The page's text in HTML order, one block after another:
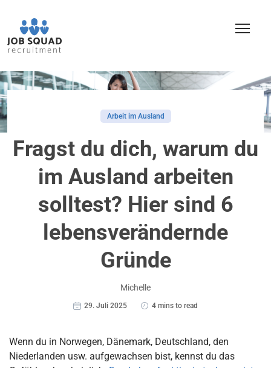
Arbeit im Ausland
Fragst du dich, warum du
im Ausland arbeiten
solltest? Hier sind 6
lebensverändernde
Gründe
Michelle
29. Juli 2025 4 mins to read
Wenn du in Norwegen, Dänemark, Deutschland, den
Niederlanden usw. aufgewachsen bist, kennst du das